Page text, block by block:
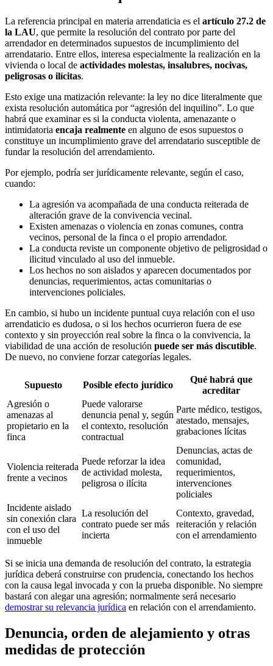
La referencia principal en materia arrendaticia es el artículo 27.2 de
la LAU, que permite la resolución del contrato por parte del
arrendador en determinados supuestos de incumplimiento del
arrendatario. Entre ellos, interesa especialmente la realización en la
vivienda o local de actividades molestas, insalubres, nocivas,
peligrosas o ilícitas.
Esto exige una matización relevante: la ley no dice literalmente que
exista resolución automática por “agresión del inquilino”. Lo que
habrá que examinar es si la conducta violenta, amenazante o
intimidatoria encaja realmente en alguno de esos supuestos o
constituye un incumplimiento grave del arrendatario susceptible de
fundar la resolución del arrendamiento.
Por ejemplo, podría ser jurídicamente relevante, según el caso,
cuando:
La agresión va acompañada de una conducta reiterada de
alteración grave de la convivencia vecinal.
Existen amenazas o violencia en zonas comunes, contra
vecinos, personal de la finca o el propio arrendador.
La conducta reviste un componente objetivo de peligrosidad o
ilicitud vinculado al uso del inmueble.
Los hechos no son aislados y aparecen documentados por
denuncias, requerimientos, actas comunitarias o
intervenciones policiales.
En cambio, si hubo un incidente puntual cuya relación con el uso
arrendaticio es dudosa, o si los hechos ocurrieron fuera de ese
contexto y sin proyección real sobre la finca o la convivencia, la
viabilidad de una acción de resolución puede ser más discutible.
De nuevo, no conviene forzar categorías legales.
Supuesto Posible efecto jurídico
Qué habrá que
acreditar
Agresión o
amenazas al
propietario en la
finca
Puede valorarse
denuncia penal y, según
el contexto, resolución
contractual
Parte médico, testigos,
atestado, mensajes,
grabaciones lícitas
Violencia reiterada
frente a vecinos
Puede reforzar la idea
de actividad molesta,
peligrosa o ilícita
Denuncias, actas de
comunidad,
requerimientos,
intervenciones
policiales
Incidente aislado
sin conexión clara
con el uso del
inmueble
La resolución del
contrato puede ser más
incierta
Contexto, gravedad,
reiteración y relación
con el arrendamiento
Si se inicia una demanda de resolución del contrato, la estrategia
jurídica deberá construirse con prudencia, conectando los hechos
con la causa legal invocada y con la prueba disponible. No siempre
bastará con alegar una agresión; normalmente será necesario
demostrar su relevancia jurídica en relación con el arrendamiento.
Denuncia, orden de alejamiento y otras
medidas de protección